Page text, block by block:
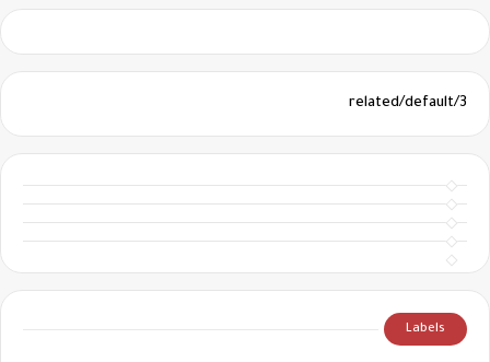
3/related/default
Labels